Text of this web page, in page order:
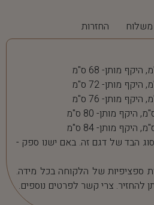
משלוח החזרות
סוג הבד של דגם זה. באם ישנו ספק -
ספציפיות של הלקוחה בכל מידה.
להחזיר. צרי קשר לפרטים נוספים.